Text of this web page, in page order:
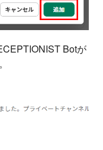
Botが